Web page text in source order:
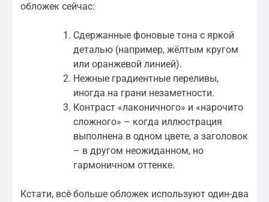
обложек сейчас:
Сдержанные фоновые тона с яркой
деталью (например, жёлтым кругом
или оранжевой линией).
Нежные градиентные переливы,
иногда на грани незаметности.
Контраст «лаконичного» и «нарочито
сложного» – когда иллюстрация
выполнена в одном цвете, а заголовок
– в другом неожиданном, но
гармоничном оттенке.
Кстати, всё больше обложек используют один-два